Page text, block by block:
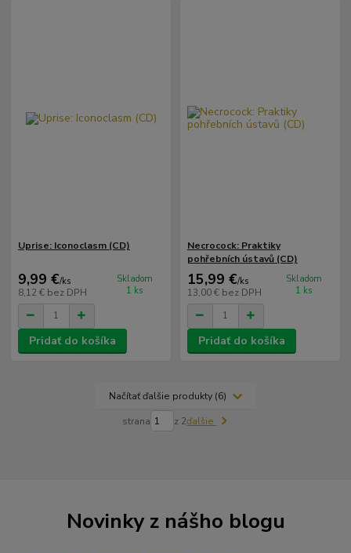
Uprise: Iconoclasm (CD)
9,99 €/ks
8,12 € bez DPH
Skladom
1 ks
Pridať do košíka
Necrocock: Praktiky
pohřebních ústavů (CD)
15,99 €/ks
13,00 € bez DPH
Skladom
1 ks
Pridať do košíka
Načítať ďalšie produkty (6)
strana z 2ďalšie
Novinky z nášho blogu